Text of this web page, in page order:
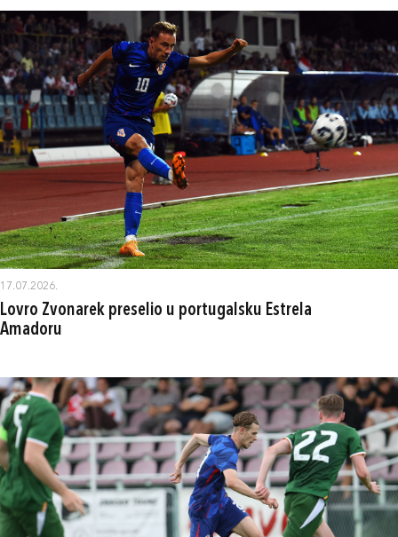
17.07.2026.
Lovro Zvonarek preselio u portugalsku Estrela
Amadoru